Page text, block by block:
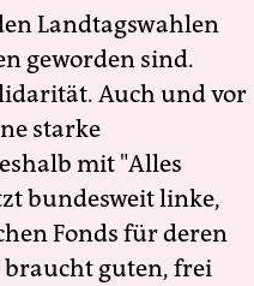
Landtagswahlen
geworden sind.
Auch und vor
starke
mit "Alles
bundesweit linke,
Fonds für deren
braucht guten, frei